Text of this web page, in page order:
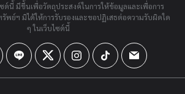
ต์นี้ มีขึ้นเพื่อวัตถุประสงค์ในการให้ข้อมูลและเพื่อการ
พย์ฯ มิได้ให้การรับรองและขอปฏิเสธต่อความรับผิดใด
ๆ ในเว็บไซต์นี้